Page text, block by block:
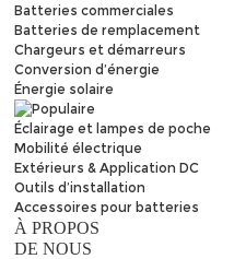
Batteries commerciales
Batteries de remplacement
Chargeurs et démarreurs
Conversion d’énergie
Énergie solaire
Éclairage et lampes de poche
Mobilité électrique
Extérieurs & Application DC
Outils d’installation
Accessoires pour batteries
À PROPOS
DE NOUS